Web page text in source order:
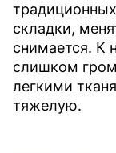
складки,
снимается. К
слишком
легкими
тяжелую.